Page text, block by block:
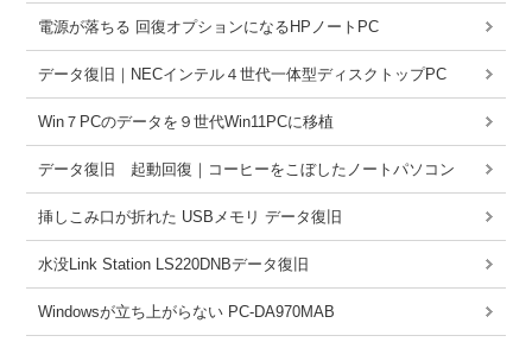
電源が落ちる 回復オプションになるHPノートPC
データ復旧｜NECインテル４世代一体型ディスクトップPC
Win７PCのデータを９世代Win11PCに移植
データ復旧 起動回復｜コーヒーをこぼしたノートパソコン
挿しこみ口が折れた USBメモリ データ復旧
水没Link Station LS220DNBデータ復旧
Windowsが立ち上がらない PC-DA970MAB